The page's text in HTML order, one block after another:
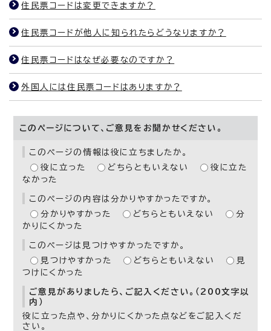
住民票コードは変更できますか？
住民票コードが他人に知られたらどうなりますか？
住民票コードはなぜ必要なのですか？
外国人には住民票コードはありますか？
このページについて、ご意見をお聞かせください。
このページの情報は役に立ちましたか。
役に立った
どちらともいえない
役に立た
なかった
このページの内容は分かりやすかったですか。
分かりやすかった
どちらともいえない
分
かりにくかった
このページは見つけやすかったですか。
見つけやすかった
どちらともいえない
見
つけにくかった
ご意見がありましたら、ご記入ください。（200文字以
内）
役に立った点や、分かりにくかった点などをご記入くだ
さい。